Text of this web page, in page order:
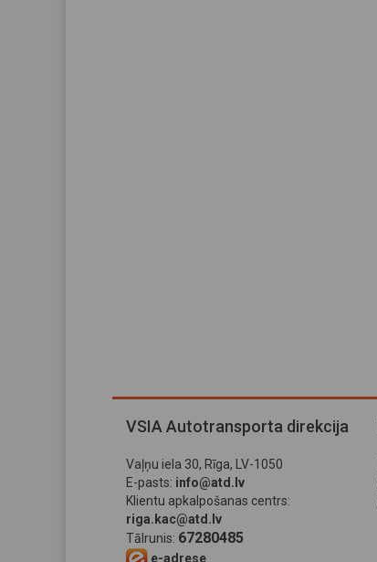
VSIA Autotransporta direkcija
Vaļņu iela 30, Rīga, LV-1050
E-pasts: info@atd.lv
Klientu apkalpošanas centrs:
riga.kac@atd.lv
Tālrunis: 67280485
e-adrese